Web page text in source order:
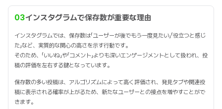
03インスタグラムで保存数が重要な理由
インスタグラムでは、保存数は「ユーザーが後でもう一度見たい」「役立つと感じ
た」など、実質的な関心の高さを示す行動です。
そのため、「いいね」や「コメント」よりも深いエンゲージメントとして扱われ、投
稿の評価を左右する鍵となっています。
保存数の多い投稿は、アルゴリズムによって高く評価され、発見タブや関連投
稿に表示される確率が上がるため、新たなユーザーとの接点を増やすことがで
きます。